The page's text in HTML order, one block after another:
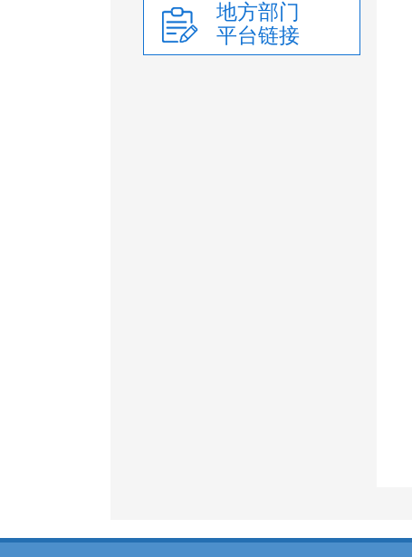
地方部门
平台链接